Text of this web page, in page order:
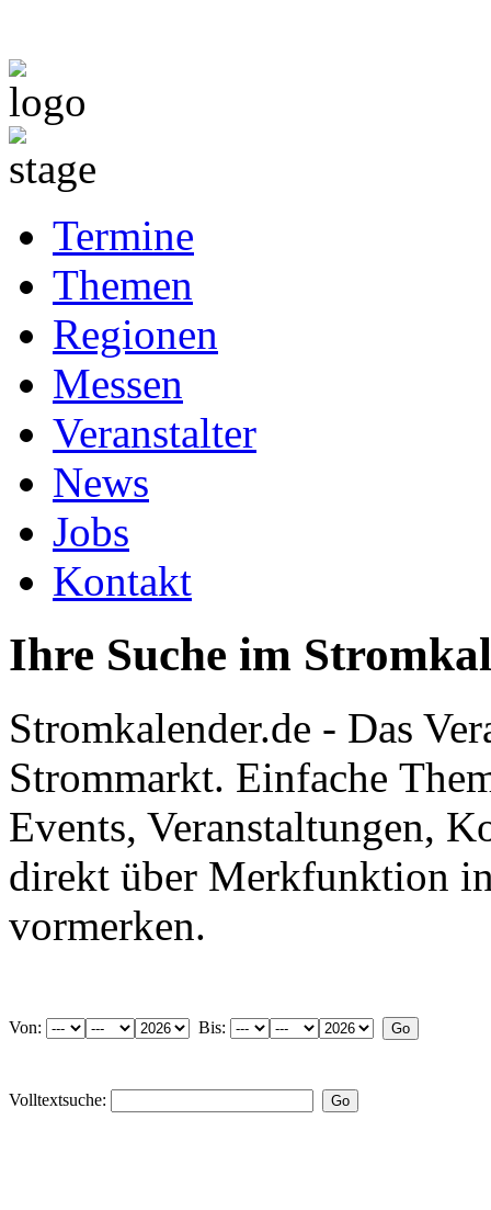
Termine
Themen
Regionen
Messen
Veranstalter
News
Jobs
Kontakt
Ihre Suche im
Stromkalender.de - Das
Strommarkt. Einfache
Events, Veranstaltungen,
direkt über Merkfunktion
vormerken.
Von: Bis:
Volltextsuche: